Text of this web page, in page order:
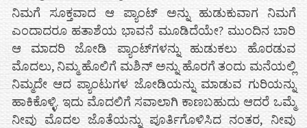
ನಿಮಗೆ ಸೂಕ್ತವಾದ ಆ ಪ್ಯಾಂಟ್‌ ಅನ್ನು ಹುಡುಕುವಾಗ ನಿಮಗೆ
ಎಂದಾದರೂ ಹತಾಶೆಯ ಭಾವನೆ ಮೂಡಿದೆಯೇ? ಮುಂದಿನ ಬಾರಿ
ಆ ಮಾದರಿ ಜೋಡಿ ಪ್ಯಾಂಟ್‌ಗಳನ್ನು ಹುಡುಕಲು ಹೊರಡುವ
ಮೊದಲು, ನಿಮ್ಮ ಹೊಲಿಗೆ ಮಶಿನ್ ಅನ್ನು ಹೊರಗೆ ತಂದು ಮನೆಯಲ್ಲಿ
ನಿಮ್ಮದೇ ಆದ ಪ್ಯಾಂಟುಗಳ ಜೋಡಿಯನ್ನು ಮಾಡುವ ಗುರಿಯನ್ನು
ಹಾಕಿಕೊಳ್ಳಿ. ಇದು ಮೊದಲಿಗೆ ಸವಾಲಾಗಿ ಕಾಣಬಹುದು ಆದರೆ ಒಮ್ಮೆ
ನೀವು ಮೊದಲ ಜೊತೆಯನ್ನು ಪೂರ್ತಿಗೊಳಿಸಿದ ನಂತರ, ನೀವು